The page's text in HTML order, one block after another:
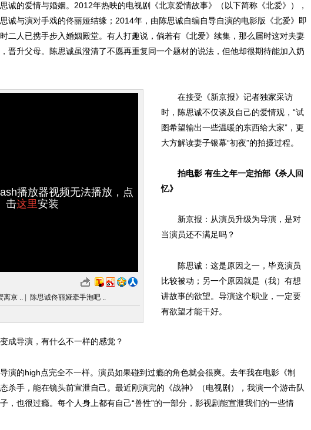
的爱情与婚姻。2012年热映的电视剧《北京爱情故事》（以下简称《北爱》），
诚与演对手戏的佟丽娅结缘；2014年，由陈思诚自编自导自演的电影版《北爱》即
二人已携手步入婚姻殿堂。有人打趣说，倘若有《北爱》续集，那么届时这对夫妻
晋升父母。陈思诚虽澄清了不愿再重复同一个题材的说法，但他却很期待能加入奶
播放器视频无法播放，点
击这里安装
离京 .. 陈思诚佟丽娅牵手泡吧 ..
在接受《新京报》记者独家采访
时，陈思诚不仅谈及自己的爱情观，“试
图希望输出一些温暖的东西给大家”，更
大方解读妻子银幕“初夜”的拍摄过程。
拍电影 有生之年一定拍部《杀人回
忆》
新京报：从演员升级为导演，是对
当演员还不满足吗？
陈思诚：这是原因之一，毕竟演员
比较被动；另一个原因就是（我）有想
讲故事的欲望。导演这个职业，一定要
有欲望才能干好。
导演，有什么不一样的感觉？
的high点完全不一样。演员如果碰到过瘾的角色就会很爽。去年我在电影《制
杀手，能在镜头前宣泄自己。最近刚演完的《战神》（电视剧），我演一个游击队
，也很过瘾。每个人身上都有自己“兽性”的一部分，影视剧能宣泄我们的一些情